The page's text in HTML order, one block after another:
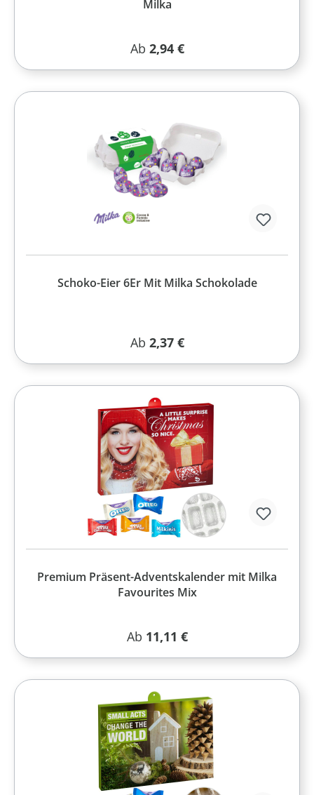
Milka
Regulärer Preis:
Ab 2,94 €
Schoko-Eier 6Er Mit Milka Schokolade
Regulärer Preis:
Ab 2,37 €
Premium Präsent-Adventskalender mit Milka
Favourites Mix
Regulärer Preis:
Ab 11,11 €